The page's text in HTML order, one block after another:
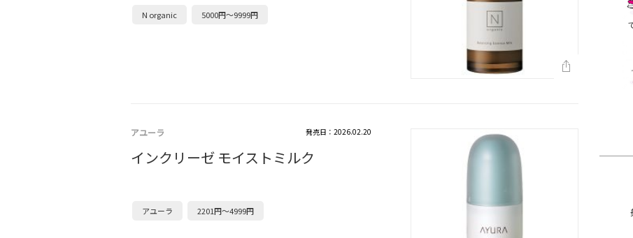
N organic 5000円～9999円
アユーラ 発売日：2026.02.20
インクリーゼ モイストミルク
アユーラ 2201円～4999円